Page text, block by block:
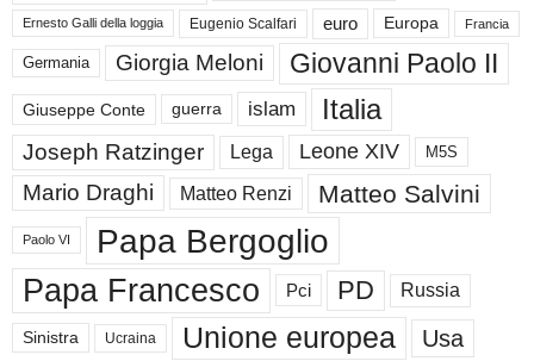
Ernesto Galli della loggia Eugenio Scalfari euro Europa Francia
Germania Giorgia Meloni Giovanni Paolo II
Giuseppe Conte guerra islam Italia
Joseph Ratzinger Lega Leone XIV M5S
Mario Draghi Matteo Renzi Matteo Salvini
Paolo VI Papa Bergoglio
Papa Francesco Pci PD Russia
Sinistra Ucraina Unione europea Usa